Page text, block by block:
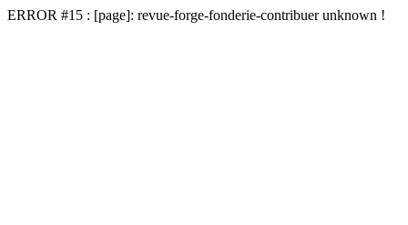
ERROR #15 : [page]: revue-forge-fonderie-contribuer unknown !